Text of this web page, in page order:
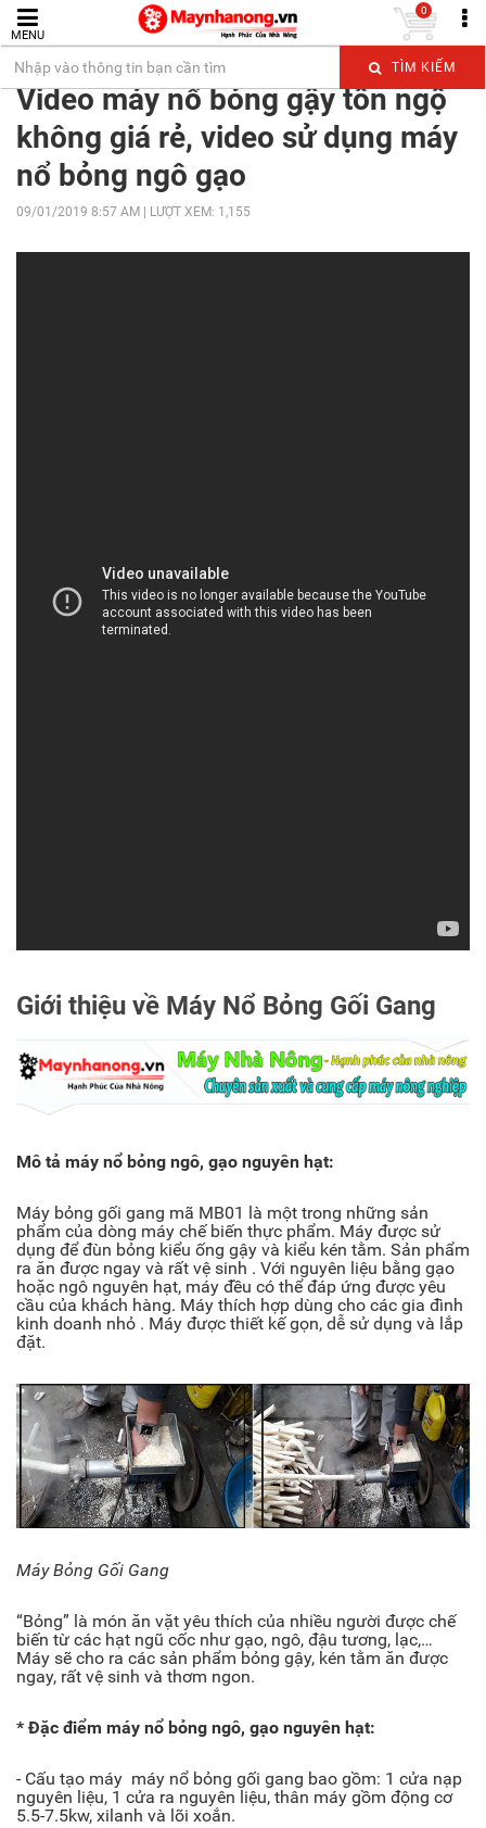
MENU
TÌM KIẾM
0
Trang chủ VIDEO Máy Thực Phẩm
Video máy nổ bỏng gậy tôn ngộ
không giá rẻ, video sử dụng máy
nổ bỏng ngô gạo
09/01/2019 8:57 AM | LƯỢT XEM: 1,155
Giới thiệu về Máy Nổ Bỏng Gối Gang
Mô tả máy nổ bỏng ngô, gạo nguyên hạt:
Máy bỏng gối gang mã MB01 là một trong những sản
phẩm của dòng máy chế biến thực phẩm. Máy được sử
dụng để đùn bỏng kiểu ống gậy và kiểu kén tằm. Sản phẩm
ra ăn được ngay và rất vệ sinh . Với nguyên liệu bằng gạo
hoặc ngô nguyên hạt, máy đều có thể đáp ứng được yêu
cầu của khách hàng. Máy thích hợp dùng cho các gia đình
kinh doanh nhỏ . Máy được thiết kế gọn, dễ sử dụng và lắp
đặt.
Máy Bỏng Gối Gang
“Bỏng” là món ăn vặt yêu thích của nhiều người được chế
biến từ các hạt ngũ cốc như gạo, ngô, đậu tương, lạc,…
Máy sẽ cho ra các sản phẩm bỏng gậy, kén tằm ăn được
ngay, rất vệ sinh và thơm ngon.
* Đặc điểm máy nổ bỏng ngô, gạo nguyên hạt:
- Cấu tạo máy máy nổ bỏng gối gang bao gồm: 1 cửa nạp
nguyên liệu, 1 cửa ra nguyên liệu, thân máy gồm động cơ
5.5-7.5kw, xilanh và lõi xoắn.